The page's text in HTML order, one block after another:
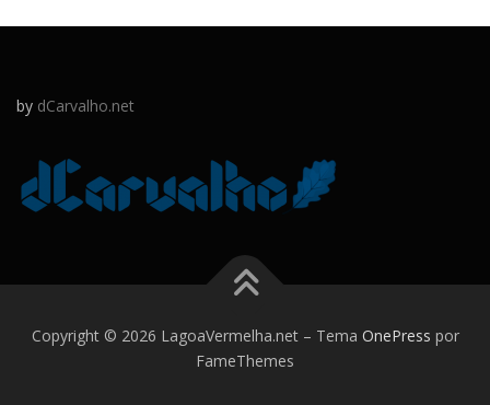
by dCarvalho.net
Copyright © 2026 LagoaVermelha.net – Tema OnePress por
FameThemes